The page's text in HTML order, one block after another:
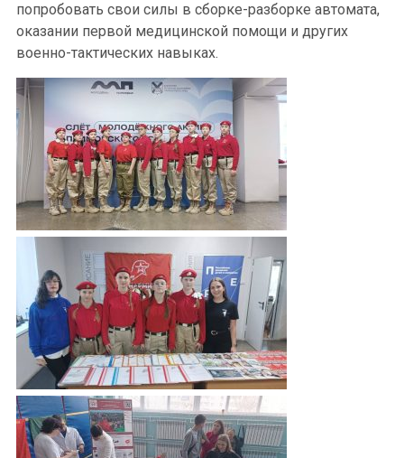
попробовать свои силы в сборке-разборке автомата,
оказании первой медицинской помощи и других
военно-тактических навыках.